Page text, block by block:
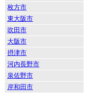
枚方市
東大阪市
吹田市
大阪市
摂津市
河内長野市
泉佐野市
岸和田市